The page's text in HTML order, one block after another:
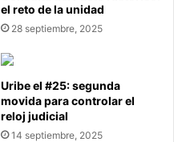
el reto de la unidad
28 septiembre, 2025
Uribe el #25: segunda
movida para controlar el
reloj judicial
14 septiembre, 2025